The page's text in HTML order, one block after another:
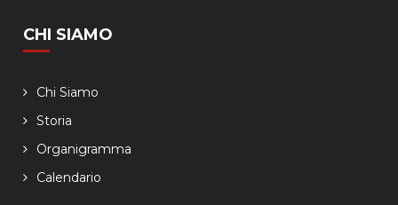
CHI SIAMO
Chi Siamo
Storia
Organigramma
Calendario